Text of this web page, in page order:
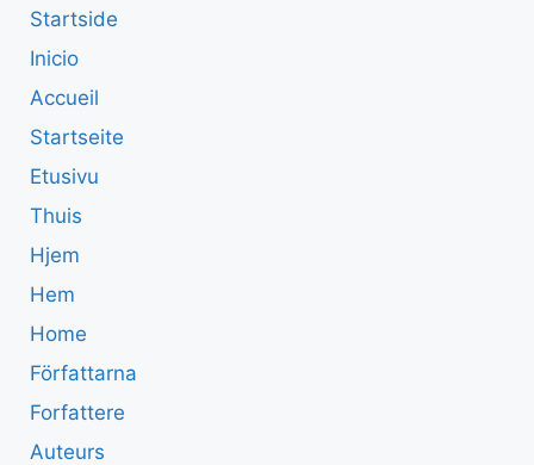
Startside
Inicio
Accueil
Startseite
Etusivu
Thuis
Hjem
Hem
Home
Författarna
Forfattere
Auteurs